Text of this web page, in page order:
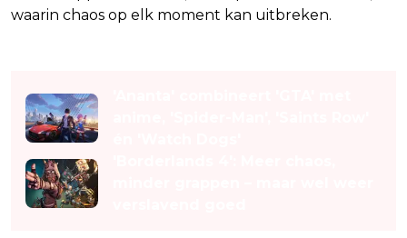
waarin chaos op elk moment kan uitbreken.